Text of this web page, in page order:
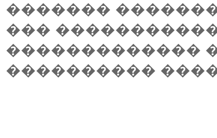
�������
���
�������������
����������